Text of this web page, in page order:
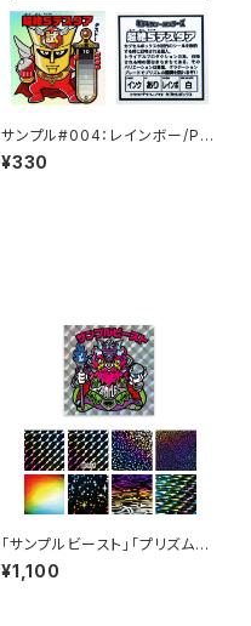
サンプル#004：レインボー/PP/
インクジェット/白セパ
¥330
「サンプルビースト」「プリズム無
地サンプル」10枚セット
¥1,100